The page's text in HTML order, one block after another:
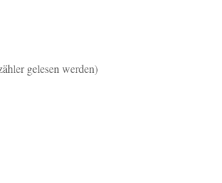
gelesen werden)